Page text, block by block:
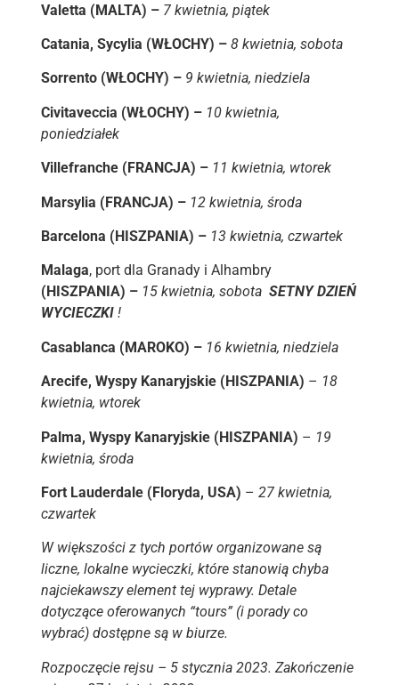
Valetta (MALTA) – 7 kwietnia, piątek
Catania, Sycylia (WŁOCHY) – 8 kwietnia, sobota
Sorrento (WŁOCHY) – 9 kwietnia, niedziela
Civitaveccia (WŁOCHY) – 10 kwietnia,
poniedziałek
Villefranche (FRANCJA) – 11 kwietnia, wtorek
Marsylia (FRANCJA) – 12 kwietnia, środa
Barcelona (HISZPANIA) – 13 kwietnia, czwartek
Malaga, port dla Granady i Alhambry
(HISZPANIA) – 15 kwietnia, sobota SETNY DZIEŃ
WYCIECZKI!
Casablanca (MAROKO) – 16 kwietnia, niedziela
Arecife, Wyspy Kanaryjskie (HISZPANIA) – 18
kwietnia, wtorek
Palma, Wyspy Kanaryjskie (HISZPANIA) – 19
kwietnia, środa
Fort Lauderdale (Floryda, USA) – 27 kwietnia,
czwartek
W większości z tych portów organizowane są
liczne, lokalne wycieczki, które stanowią chyba
najciekawszy element tej wyprawy. Detale
dotyczące oferowanych “tours” (i porady co
wybrać) dostępne są w biurze.
Rozpoczęcie rejsu – 5 stycznia 2023. Zakończenie